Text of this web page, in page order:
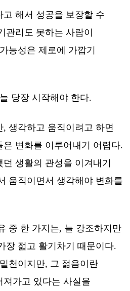
해서 성공을 보장할 수
관리도 못하는 사람이
능성은 제로에 가깝기
당장 시작해야 한다.
생각하고 움직이려고 하면
변화를 이루어내기 어렵다.
생활의 관성을 이겨내기
움직이면서 생각해야 변화를
중 한 가지는, 늘 강조하지만
장 젋고 활기차기 때문이다.
천이지만, 그 젊음이란
져가고 있다는 사실을